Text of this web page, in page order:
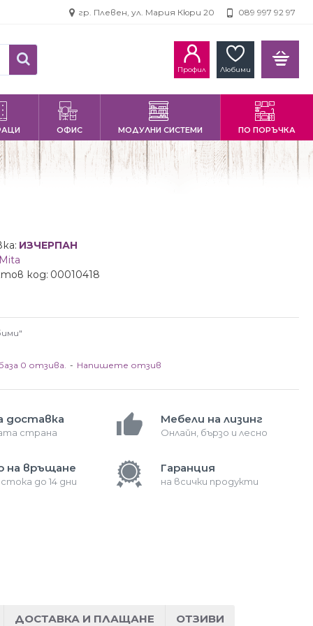
гр. Плевен, ул. Мария Кюри 20 089 997 92 97
Профил Любими
ОФИС МОДУЛНИ СИСТЕМИ ПО ПОРЪЧКА
0 отзива. - Напишете отзив
ИЗЧЕРПАН
код: 00010418
доставка
страна
Мебели на лизинг
Онлайн, бързо и лесно
на връщане
до 14 дни
Гаранция
на всички продукти
ДОСТАВКА И ПЛАЩАНЕ ОТЗИВИ